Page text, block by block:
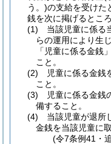
う。)の支給を受けた
銭を次に掲げるとこ
(1)
当該児童に係る
らの運用により生
「児童に係る金銭
こと。
(2)
児童に係る金銭
こと。
(3)
児童に係る金銭
備すること。
(4)
当該児童が退所
金銭を当該児童に
(令7条例41・